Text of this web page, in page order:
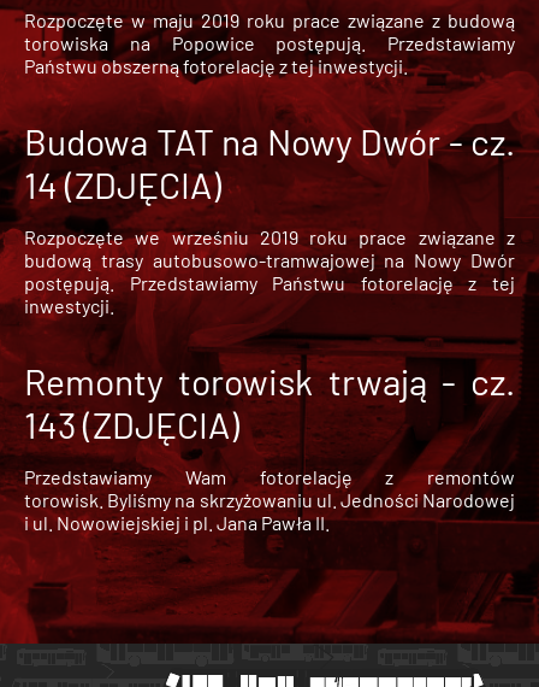
Rozpoczęte w maju 2019 roku prace związane z budową
torowiska na Popowice
postępują. Przedstawiamy
Państwu obszerną fotorelację z tej inwestycji.
Budowa TAT na Nowy Dwór - cz.
14 (ZDJĘCIA)
Rozpoczęte we wrześniu 2019 roku prace związane z
budową trasy autobusowo-tramwajowej na Nowy Dwór
postępują. Przedstawiamy Państwu fotorelację z tej
inwestycji.
Remonty torowisk trwają - cz.
143 (ZDJĘCIA)
Przedstawiamy Wam fotorelację z remontów
torowisk. Byliśmy na skrzyżowaniu ul. Jedności Narodowej
i ul. Nowowiejskiej i pl. Jana Pawła II.